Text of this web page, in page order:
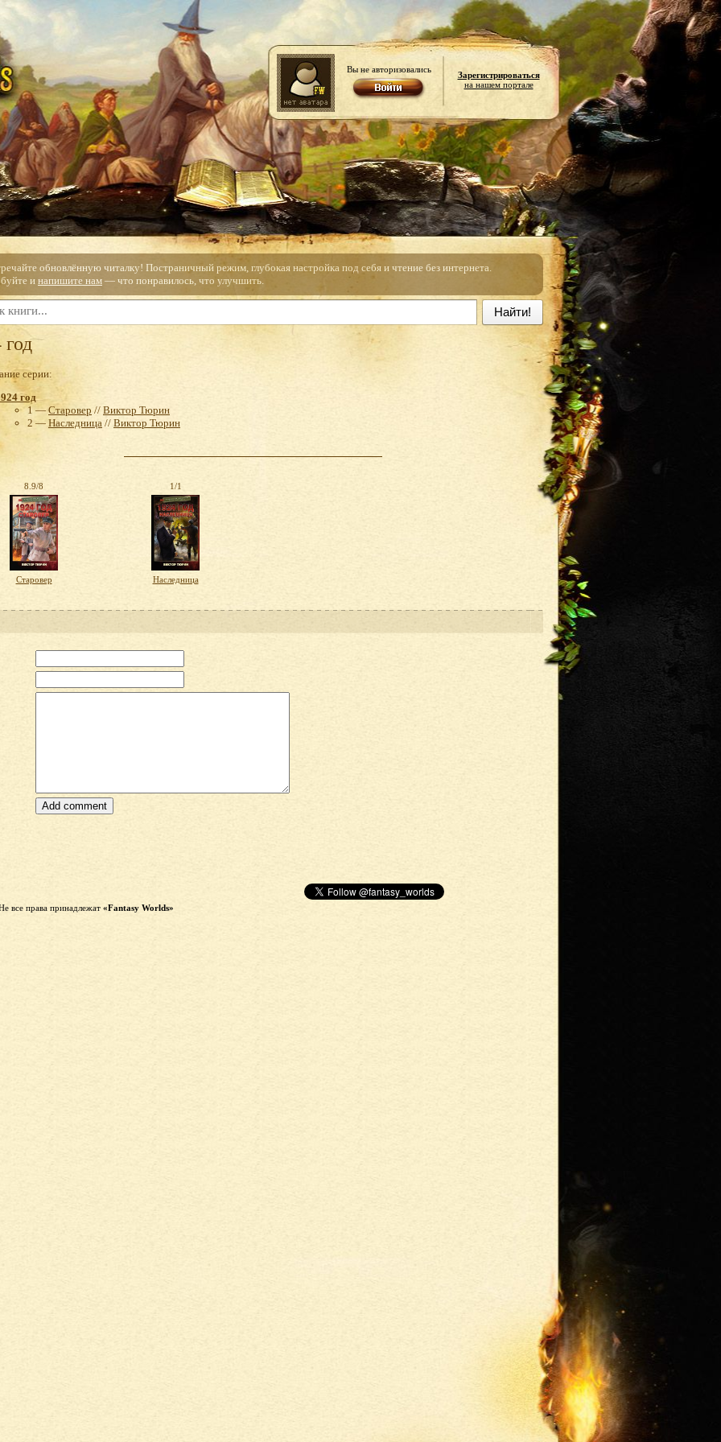
Вы не авторизовались
Зарегистрироваться
на нашем портале
обновлённую читалку! Постраничный режим, глубокая настройка под себя и чтение без интернета.
и напишите нам — что понравилось, что улучшить.
Найти!
год
серии:
год
1 — Старовер // Виктор Тюрин
2 — Наследница // Виктор Тюрин
8.9/8
Старовер
1/1
Наследница
все права принадлежат «Fantasy Worlds»